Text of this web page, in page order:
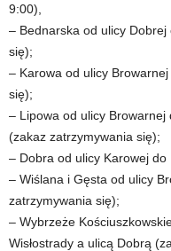
9:00),
– Bednarska od ulicy Dobrej
się);
– Karowa od ulicy
się);
– Lipowa od ulicy Browarnej
(zakaz zatrzymywania się);
– Dobra od ulicy Karowej
– Wiślana i Gęsta od ulicy
zatrzymywania się);
– Wybrzeże
Wisłostrady a ulicą Dobrą